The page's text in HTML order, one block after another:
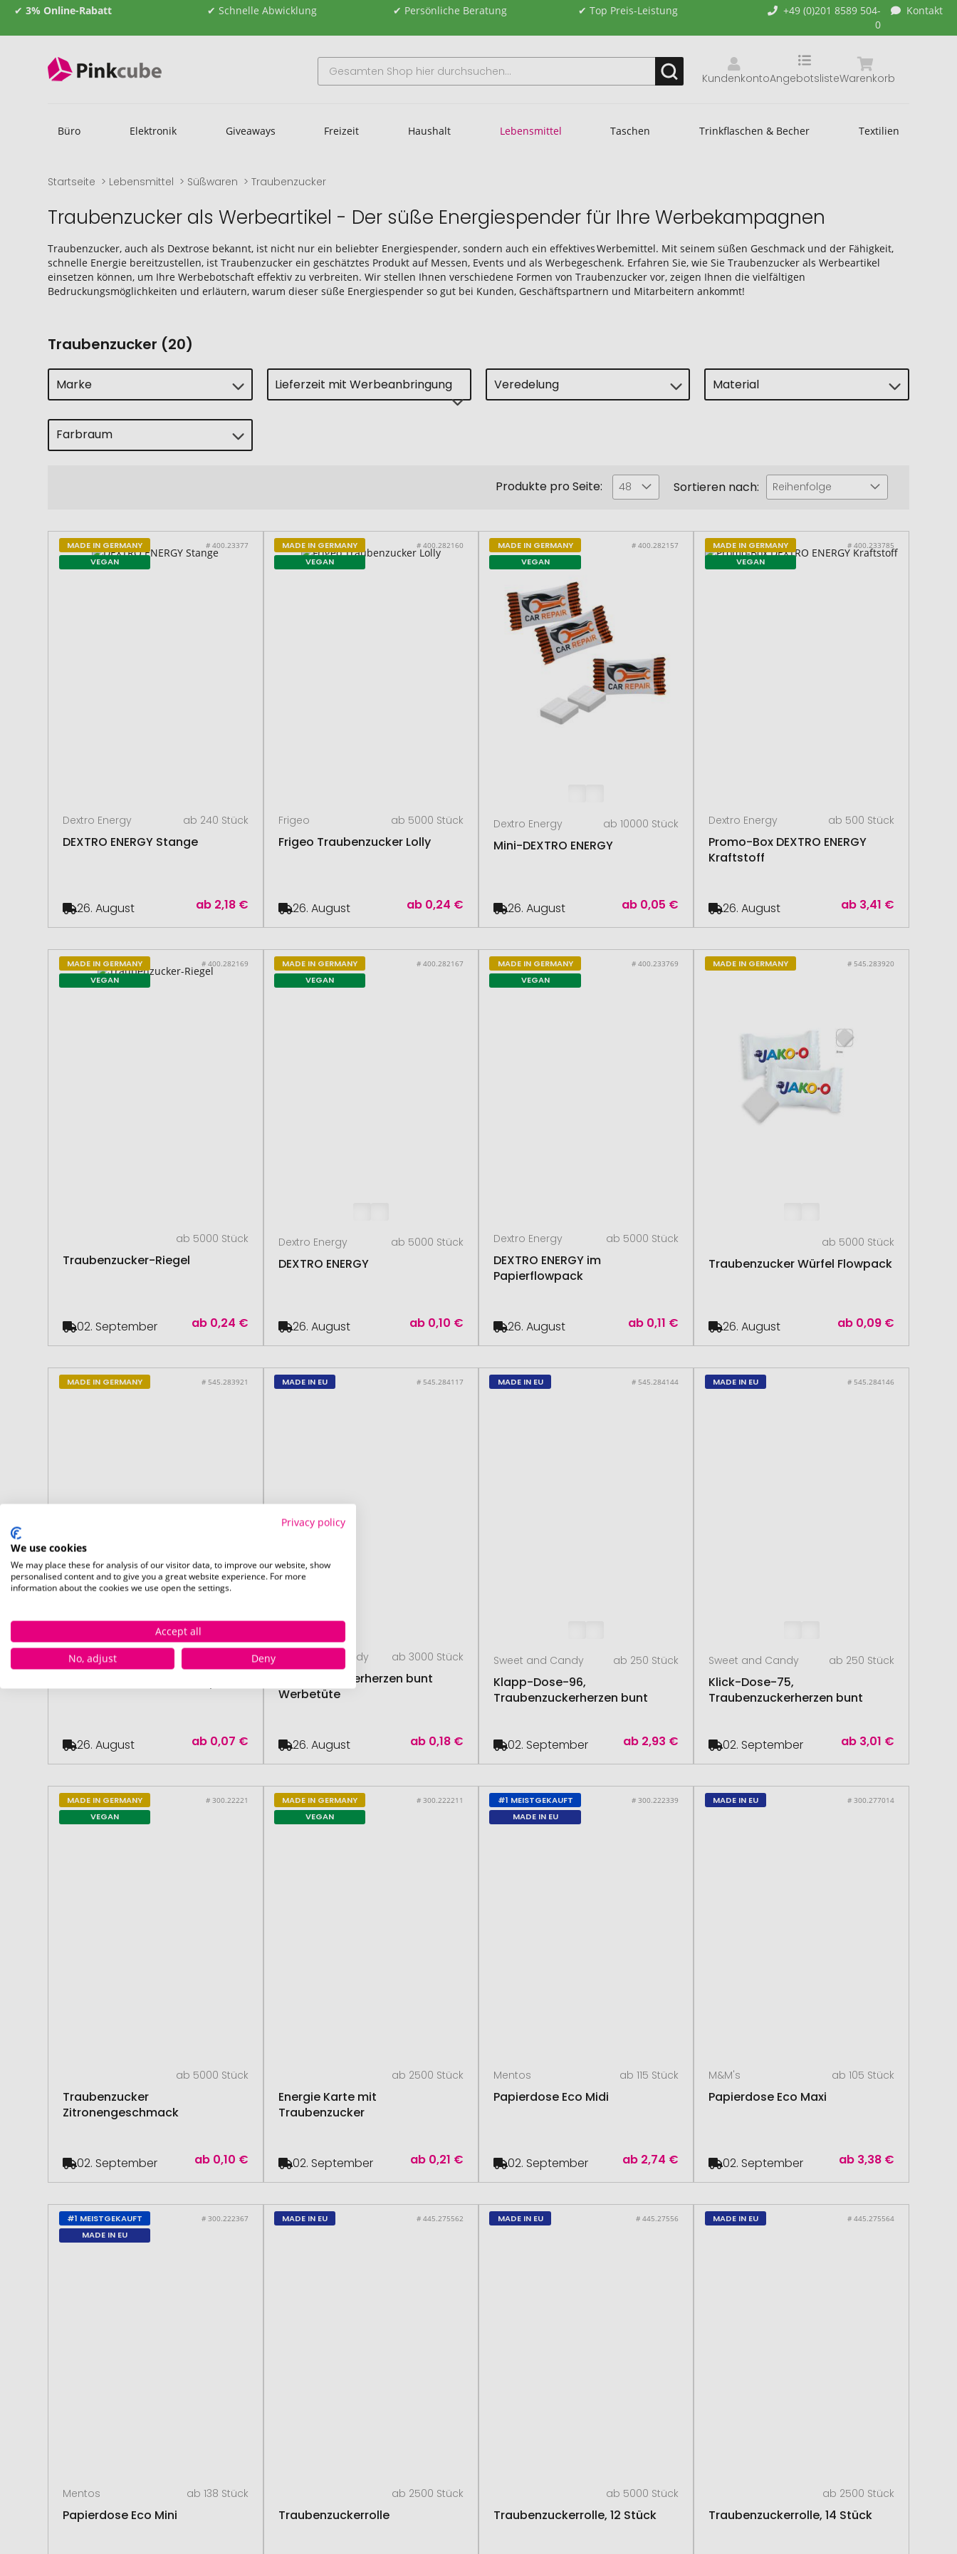
✔ 3% Online-Rabatt ✔ Schnelle Abwicklung ✔ Persönliche Beratung ✔ Top Preis-Leistung
+49 (0)201 8589 504-
0
Kontakt
Kundenkonto Warenkorb
Angebotsliste
Büro Elektronik Giveaways Freizeit Haushalt Lebensmittel Taschen Trinkflaschen & Becher Textilien
Startseite Lebensmittel Süßwaren Traubenzucker
Traubenzucker als Werbeartikel - Der süße Energiespender für Ihre Werbekampagnen
Traubenzucker, auch als Dextrose bekannt, ist nicht nur ein beliebter Energiespender, sondern auch ein effektives Werbemittel. Mit seinem süßen Geschmack und der Fähigkeit,
schnelle Energie bereitzustellen, ist Traubenzucker ein geschätztes Produkt auf Messen, Events und als Werbegeschenk. Erfahren Sie, wie Sie Traubenzucker als Werbeartikel
einsetzen können, um Ihre Werbebotschaft effektiv zu verbreiten. Wir stellen Ihnen verschiedene Formen von Traubenzucker vor, zeigen Ihnen die vielfältigen
Bedruckungsmöglichkeiten und erläutern, warum dieser süße Energiespender so gut bei Kunden, Geschäftspartnern und Mitarbeitern ankommt!
Traubenzucker (20)
Marke Lieferzeit mit Werbeanbringung Veredelung Material
Farbraum
Produkte pro Seite: 48 Sortieren nach: Reihenfolge
MADE IN GERMANY
VEGAN
# 400.23377
Dextro Energy ab 240 Stück
DEXTRO ENERGY Stange
ab 2,18 €
26. August
MADE IN GERMANY
VEGAN
# 400.282160
Frigeo ab 5000 Stück
Frigeo Traubenzucker Lolly
ab 0,24 €
26. August
MADE IN GERMANY
VEGAN
# 400.282157
Dextro Energy ab 10000 Stück
Mini-DEXTRO ENERGY
ab 0,05 €
26. August
MADE IN GERMANY
VEGAN
# 400.233785
Dextro Energy ab 500 Stück
Promo-Box DEXTRO ENERGY
Kraftstoff
ab 3,41 €
26. August
MADE IN GERMANY
VEGAN
# 400.282169
ab 5000 Stück
Traubenzucker-Riegel
ab 0,24 €
02. September
MADE IN GERMANY
VEGAN
# 400.282167
Dextro Energy ab 5000 Stück
DEXTRO ENERGY
ab 0,10 €
26. August
MADE IN GERMANY
VEGAN
# 400.233769
Dextro Energy ab 5000 Stück
DEXTRO ENERGY im
Papierflowpack
ab 0,11 €
26. August
MADE IN GERMANY # 545.283920
ab 5000 Stück
Traubenzucker Würfel Flowpack
ab 0,09 €
26. August
MADE IN GERMANY # 545.283921
Pit
ab 0,07 €
26. August
MADE IN EU # 545.284117
Sweet and Candy ab 3000 Stück
Traubenzuckerherzen bunt
Werbetüte
ab 0,18 €
26. August
MADE IN EU # 545.284144
Sweet and Candy ab 250 Stück
Klapp-Dose-96,
Traubenzuckerherzen bunt
ab 2,93 €
02. September
MADE IN EU # 545.284146
Sweet and Candy ab 250 Stück
Klick-Dose-75,
Traubenzuckerherzen bunt
ab 3,01 €
02. September
MADE IN GERMANY
VEGAN
# 300.22221
ab 5000 Stück
Traubenzucker
Zitronengeschmack
ab 0,10 €
02. September
MADE IN GERMANY
VEGAN
# 300.222211
ab 2500 Stück
Energie Karte mit
Traubenzucker
ab 0,21 €
02. September
#1 MEISTGEKAUFT
MADE IN EU
# 300.222339
Mentos ab 115 Stück
Papierdose Eco Midi
ab 2,74 €
02. September
MADE IN EU # 300.277014
M&M's ab 105 Stück
Papierdose Eco Maxi
ab 3,38 €
02. September
#1 MEISTGEKAUFT
MADE IN EU
# 300.222367
Mentos ab 138 Stück
Papierdose Eco Mini
MADE IN EU # 445.275562
ab 2500 Stück
Traubenzuckerrolle
MADE IN EU # 445.27556
ab 5000 Stück
Traubenzuckerrolle, 12 Stück
MADE IN EU # 445.275564
ab 2500 Stück
Traubenzuckerrolle, 14 Stück
Privacy policy
We use cookies
We may place these for analysis of our visitor data, to improve our website, show
personalised content and to give you a great website experience. For more
information about the cookies we use open the settings.
Accept all
No, adjust
Deny